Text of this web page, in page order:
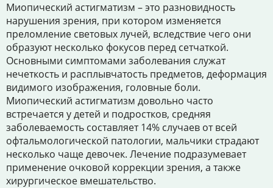
Миопический астигматизм – это разновидность
нарушения зрения, при котором изменяется
преломление световых лучей, вследствие чего они
образуют несколько фокусов перед сетчаткой.
Основными симптомами заболевания служат
нечеткость и расплывчатость предметов, деформация
видимого изображения, головные боли.
Миопический астигматизм довольно часто
встречается у детей и подростков, средняя
заболеваемость составляет 14% случаев от всей
офтальмологической патологии, мальчики страдают
несколько чаще девочек. Лечение подразумевает
применение очковой коррекции зрения, а также
хирургическое вмешательство.